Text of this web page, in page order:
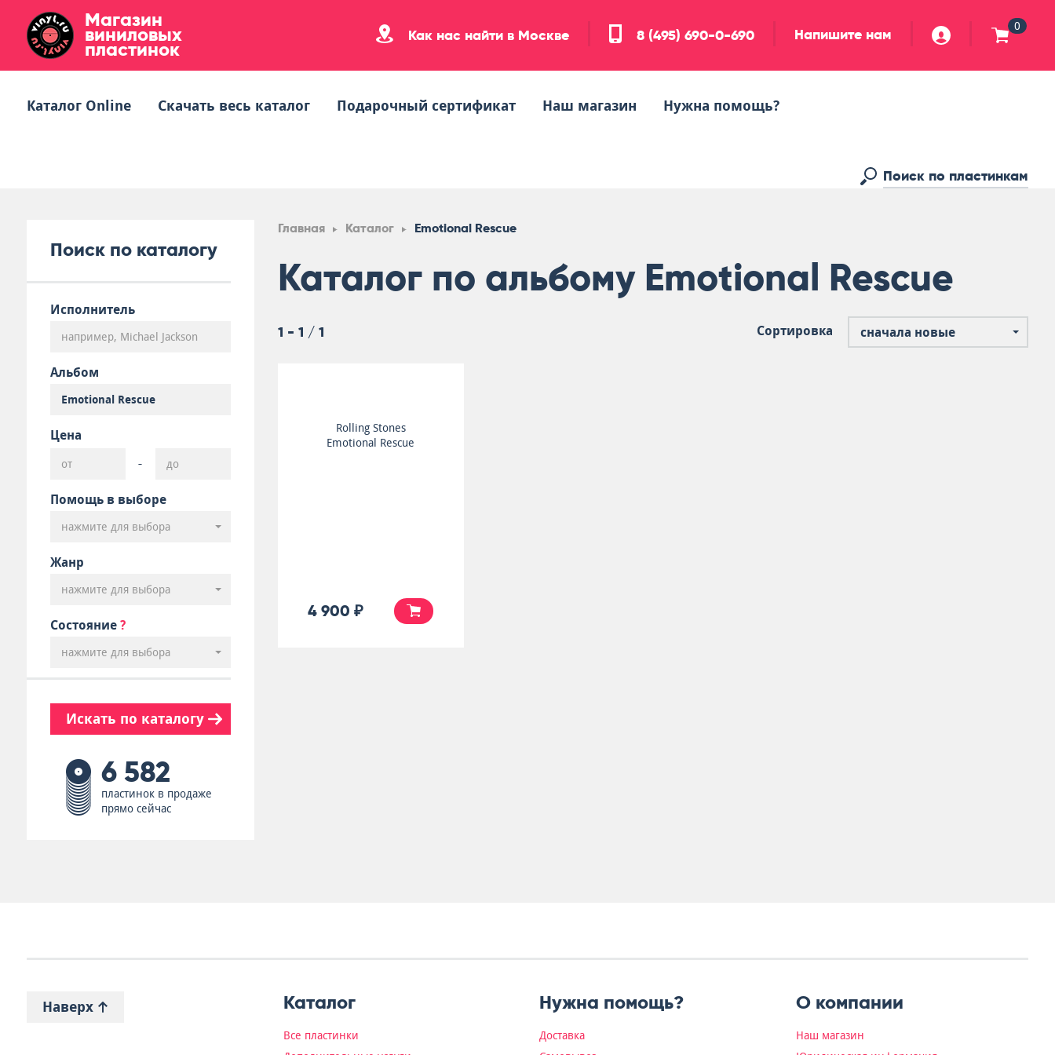
Магазин
виниловых
пластинок
Как нас найти в Москве 8 (495) 690-0-690 Напишите нам 0
Каталог Online Скачать весь каталог Подарочный сертификат Наш магазин Нужна помощь?
Поиск по каталогу
Исполнитель
Альбом
Цена
-
Помощь в выборе
нажмите для выбора
Жанр
нажмите для выбора
Состояние ?
нажмите для выбора
Искать по каталогу
6 582
пластинок в продаже
прямо сейчас
Главная Каталог Emotional Rescue
Каталог по альбому Emotional Rescue
1 - 1 / 1 Сортировка сначала новые
Rolling Stones
Emotional Rescue
4 900 ₽
Наверх Каталог
Все пластинки
Нужна помощь?
Доставка
О компании
Наш магазин